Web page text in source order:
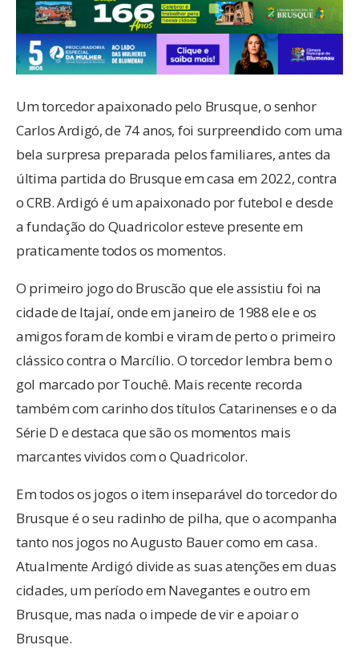
Um torcedor apaixonado pelo Brusque, o senhor
Carlos Ardigó, de 74 anos, foi surpreendido com uma
bela surpresa preparada pelos familiares, antes da
última partida do Brusque em casa em 2022, contra
o CRB. Ardigó é um apaixonado por futebol e desde
a fundação do Quadricolor esteve presente em
praticamente todos os momentos.
O primeiro jogo do Bruscão que ele assistiu foi na
cidade de Itajaí, onde em janeiro de 1988 ele e os
amigos foram de kombi e viram de perto o primeiro
clássico contra o Marcílio. O torcedor lembra bem o
gol marcado por Touchê. Mais recente recorda
também com carinho dos títulos Catarinenses e o da
Série D e destaca que são os momentos mais
marcantes vividos com o Quadricolor.
Em todos os jogos o item inseparável do torcedor do
Brusque é o seu radinho de pilha, que o acompanha
tanto nos jogos no Augusto Bauer como em casa.
Atualmente Ardigó divide as suas atenções em duas
cidades, um período em Navegantes e outro em
Brusque, mas nada o impede de vir e apoiar o
Brusque.